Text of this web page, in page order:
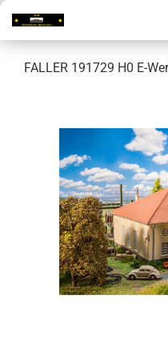
FALLER 191729 H0 E-